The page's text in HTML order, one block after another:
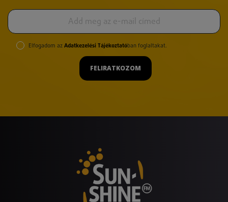
Elfogadom az Adatkezelési Tájékoztatóban foglaltakat.
FELIRATKOZOM